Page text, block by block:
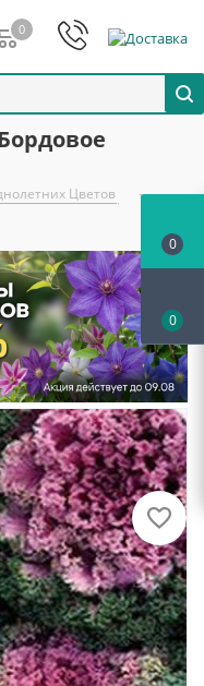
0
Цветов
-
0
0